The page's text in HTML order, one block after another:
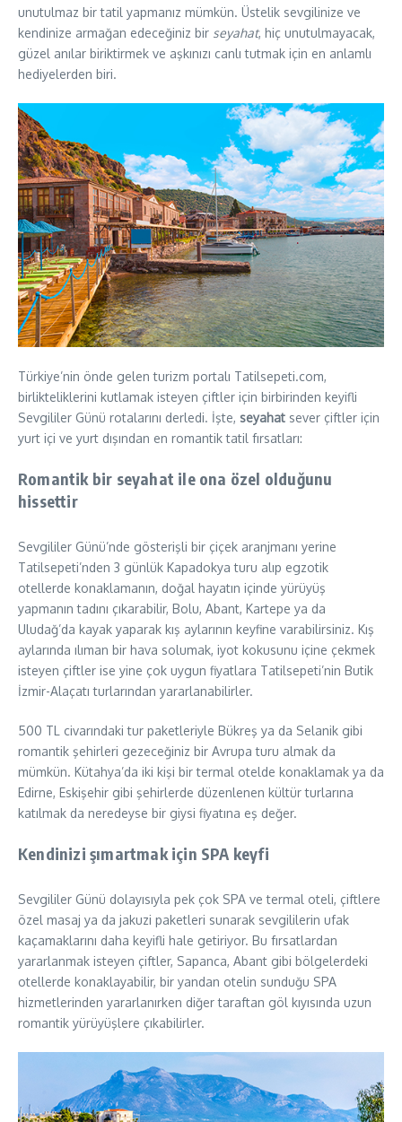
unutulmaz bir tatil yapmanız mümkün. Üstelik sevgilinize ve
kendinize armağan edeceğiniz bir seyahat, hiç unutulmayacak,
güzel anılar biriktirmek ve aşkınızı canlı tutmak için en anlamlı
hediyelerden biri.
Türkiye’nin önde gelen turizm portalı Tatilsepeti.com,
birlikteliklerini kutlamak isteyen çiftler için birbirinden keyifli
Sevgililer Günü rotalarını derledi. İşte, seyahat sever çiftler için
yurt içi ve yurt dışından en romantik tatil fırsatları:
Romantik bir seyahat ile ona özel olduğunu
hissettir
Sevgililer Günü’nde gösterişli bir çiçek aranjmanı yerine
Tatilsepeti’nden 3 günlük Kapadokya turu alıp egzotik
otellerde konaklamanın, doğal hayatın içinde yürüyüş
yapmanın tadını çıkarabilir, Bolu, Abant, Kartepe ya da
Uludağ’da kayak yaparak kış aylarının keyfine varabilirsiniz. Kış
aylarında ılıman bir hava solumak, iyot kokusunu içine çekmek
isteyen çiftler ise yine çok uygun fiyatlara Tatilsepeti’nin Butik
İzmir-Alaçatı turlarından yararlanabilirler.
500 TL civarındaki tur paketleriyle Bükreş ya da Selanik gibi
romantik şehirleri gezeceğiniz bir Avrupa turu almak da
mümkün. Kütahya’da iki kişi bir termal otelde konaklamak ya da
Edirne, Eskişehir gibi şehirlerde düzenlenen kültür turlarına
katılmak da neredeyse bir giysi fiyatına eş değer.
Kendinizi şımartmak için SPA keyfi
Sevgililer Günü dolayısıyla pek çok SPA ve termal oteli, çiftlere
özel masaj ya da jakuzi paketleri sunarak sevgililerin ufak
kaçamaklarını daha keyifli hale getiriyor. Bu fırsatlardan
yararlanmak isteyen çiftler, Sapanca, Abant gibi bölgelerdeki
otellerde konaklayabilir, bir yandan otelin sunduğu SPA
hizmetlerinden yararlanırken diğer taraftan göl kıyısında uzun
romantik yürüyüşlere çıkabilirler.